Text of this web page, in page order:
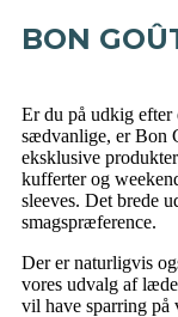
BON
Er du på udkig efter
sædvanlige, er Bon
eksklusive
kufferter og
sleeves. Det brede
smagspræference.
Der er naturligvis
vores udvalg af
vil have sparring på